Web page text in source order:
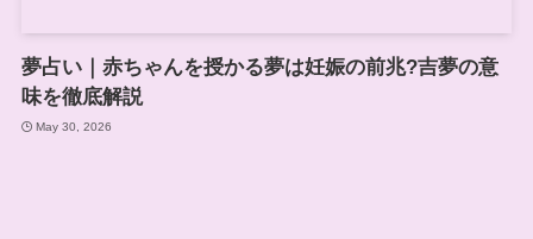
夢占い｜赤ちゃんを授かる夢は妊娠の前兆?吉夢の意
味を徹底解説
May 30, 2026